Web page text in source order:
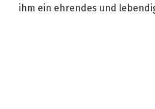
ihm ein ehrendes und